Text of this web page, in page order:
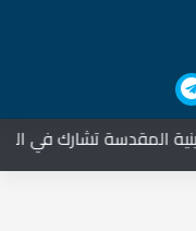
في العزاء على السيدة